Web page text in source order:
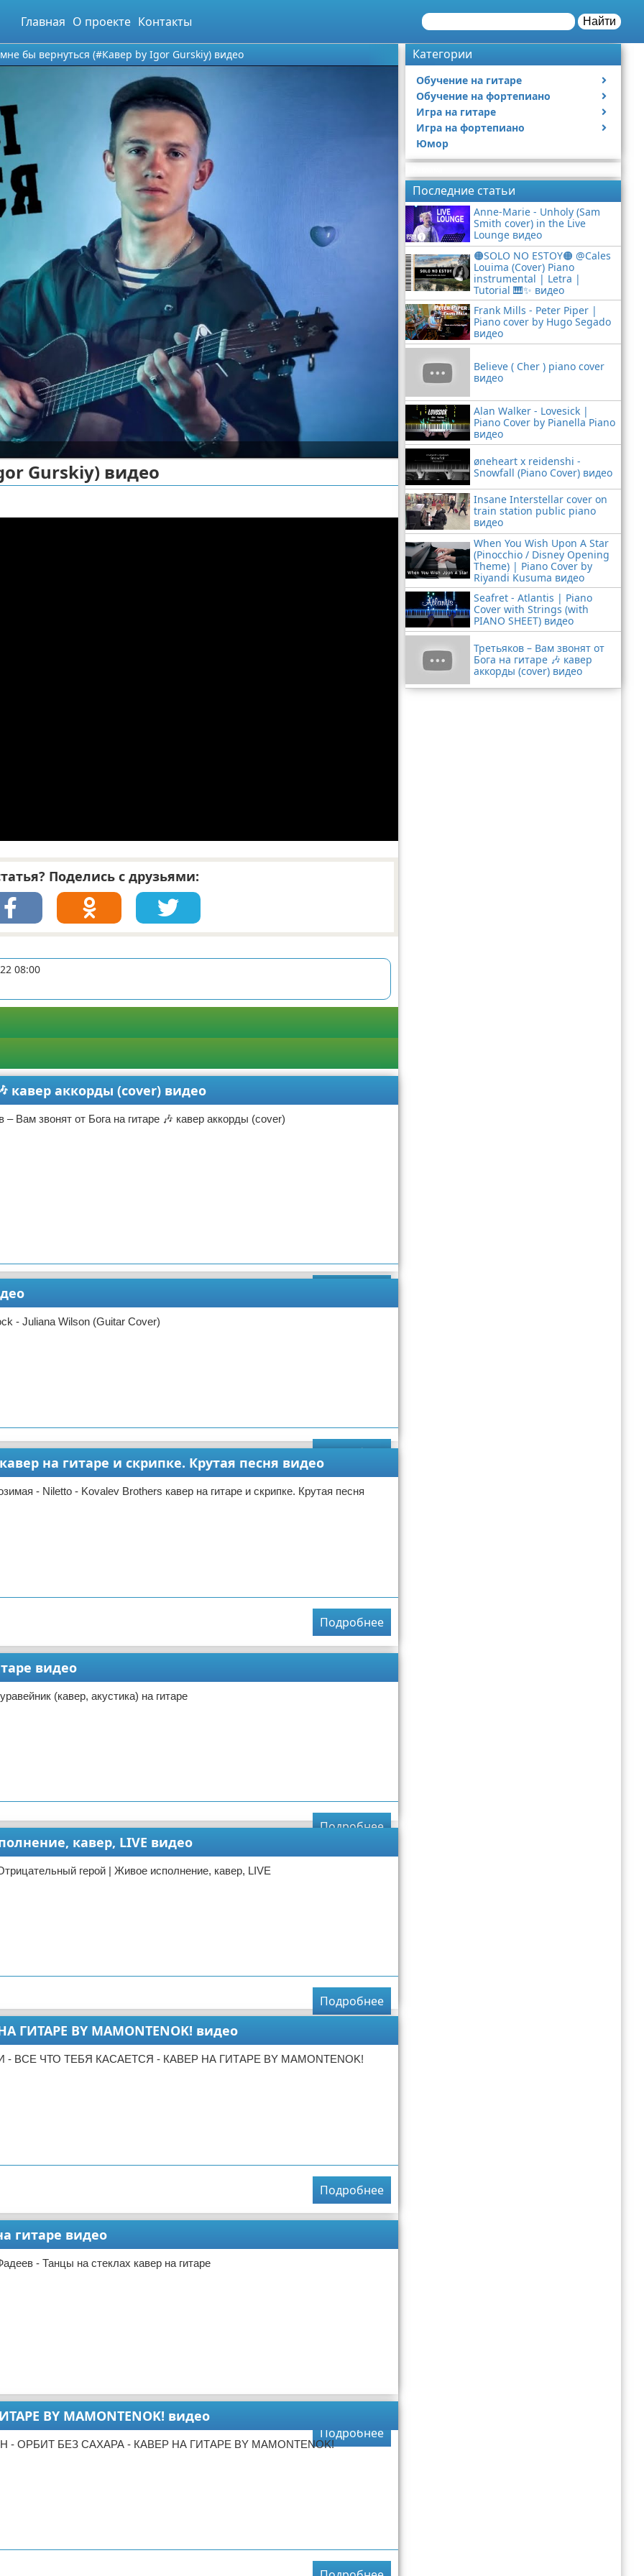
Главная О проекте Контакты Найти
бы вернуться (#Кавер​​ by Igor Gurskiy) видео
Gurskiy) видео
Поделись с друзьями:
08:00
кавер аккорды (cover) видео
– Вам звонят от Бога на гитаре 🎶 кавер аккорды (cover)
- Juliana Wilson (Guitar Cover)
Подробнее
на гитаре и скрипке. Крутая песня видео
- Niletto - Kovalev Brothers кавер на гитаре и скрипке. Крутая песня
Подробнее
видео
(кавер, акустика) на гитаре
Подробнее
кавер, LIVE видео
герой | Живое исполнение, кавер, LIVE
Подробнее
ГИТАРЕ BY MAMONTENOK! видео
- ВСЕ ЧТО ТЕБЯ КАСАЕТСЯ - КАВЕР НА ГИТАРЕ BY MAMONTENOK!
Подробнее
гитаре видео
- Танцы на стеклах кавер на гитаре
Подробнее
BY MAMONTENOK! видео
- ОРБИТ БЕЗ САХАРА - КАВЕР НА ГИТАРЕ BY MAMONTENOK!
Категории
Обучение на гитаре
Видео обучение на гитаре
Обучение на фортепиано
Видео обучение на фортепиано
Игра на гитаре
Видео с игрой на гитаре
Статьи про гитары
Игра на фортепиано
Видео с игрой на фортепиано
Юмор
Последние статьи
Anne-Marie - Unholy (Sam
Smith cover) in the Live
Lounge видео
🟠SOLO NO ESTOY🟠 @Cales
Louima (Cover) Piano
instrumental | Letra |
Tutorial 🎹✨ видео
Frank Mills - Peter Piper |
Piano cover by Hugo Segado
видео
Believe ( Cher ) piano cover
видео
Alan Walker - Lovesick |
Piano Cover by Pianella Piano
видео
øneheart x reidenshi -
Snowfall (Piano Cover) видео
Insane Interstellar cover on
train station public piano
видео
When You Wish Upon A Star
(Pinocchio / Disney Opening
Theme) | Piano Cover by
Riyandi Kusuma видео
Seafret - Atlantis | Piano
Cover with Strings (with
PIANO SHEET) видео
Третьяков – Вам звонят от
Бога на гитаре 🎶 кавер
аккорды (cover) видео